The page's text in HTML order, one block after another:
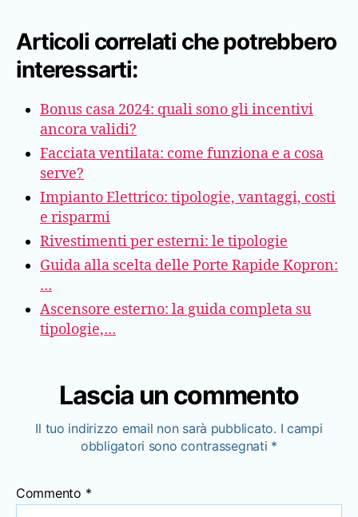
Articoli correlati che potrebbero
interessarti:
Bonus casa 2024: quali sono gli incentivi
ancora validi?
Facciata ventilata: come funziona e a cosa
serve?
Impianto Elettrico: tipologie, vantaggi, costi
e risparmi
Rivestimenti per esterni: le tipologie
Guida alla scelta delle Porte Rapide Kopron:
…
Ascensore esterno: la guida completa su
tipologie,…
Lascia un commento
Il tuo indirizzo email non sarà pubblicato. I campi
obbligatori sono contrassegnati *
Commento *